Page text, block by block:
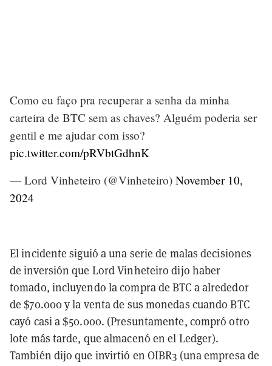
Como eu faço pra recuperar a senha da minha
carteira de BTC sem as chaves? Alguém poderia ser
gentil e me ajudar com isso?
pic.twitter.com/pRVbtGdhnK
— Lord Vinheteiro (@Vinheteiro) November 10,
2024
El incidente siguió a una serie de malas decisiones
de inversión que Lord Vinheteiro dijo haber
tomado, incluyendo la compra de BTC a alrededor
de $70.000 y la venta de sus monedas cuando BTC
cayó casi a $50.000. (Presuntamente, compró otro
lote más tarde, que almacenó en el Ledger).
También dijo que invirtió en OIBR3 (una empresa de